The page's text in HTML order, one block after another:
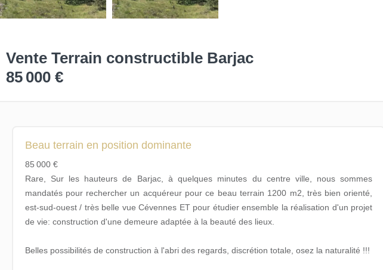
Vente Terrain constructible Barjac
85 000 €
Beau terrain en position dominante
85 000 €
Rare, Sur les hauteurs de Barjac, à quelques minutes du centre ville, nous sommes
mandatés pour rechercher un acquéreur pour ce beau terrain 1200 m2, très bien orienté,
est-sud-ouest / très belle vue Cévennes ET pour étudier ensemble la réalisation d'un projet
de vie: construction d'une demeure adaptée à la beauté des lieux.
Belles possibilités de construction à l'abri des regards, discrétion totale, osez la naturalité !!!